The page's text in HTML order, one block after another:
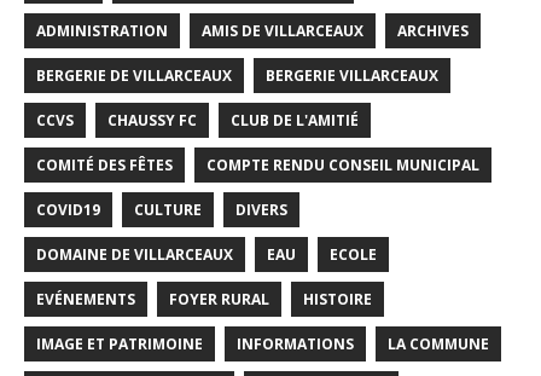
ADMINISTRATION AMIS DE VILLARCEAUX ARCHIVES
BERGERIE DE VILLARCEAUX BERGERIE VILLARCEAUX
CCVS CHAUSSY FC CLUB DE L'AMITIÉ
COMITÉ DES FÊTES COMPTE RENDU CONSEIL MUNICIPAL
COVID19 CULTURE DIVERS
DOMAINE DE VILLARCEAUX EAU ECOLE
EVÉNEMENTS FOYER RURAL HISTOIRE
IMAGE ET PATRIMOINE INFORMATIONS LA COMMUNE